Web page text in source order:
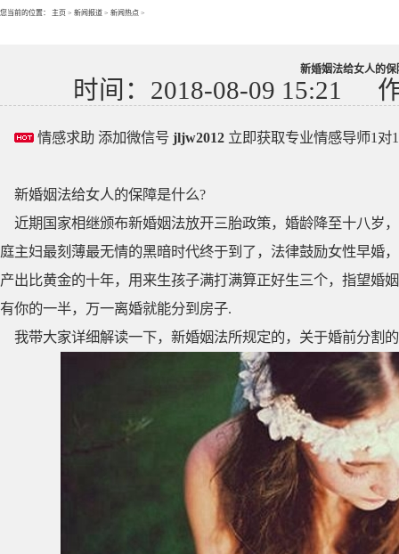
您当前的位置： 主页 > 新闻报道 > 新闻热点 >
新婚姻法给女人的保
时间：2018-08-09 15:21
情感求助 添加微信号 jljw2012 立即获取专业情感导师1对
新婚姻法给女人的保障是什么?
近期国家相继颁布新婚姻法放开三胎政策，婚龄降至十八岁
庭主妇最刻薄最无情的黑暗时代终于到了，法律鼓励女性早婚
产出比黄金的十年，用来生孩子满打满算正好生三个，指望婚
有你的一半，万一离婚就能分到房子.
我带大家详细解读一下，新婚姻法所规定的，关于婚前分割